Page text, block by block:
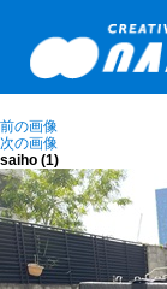
前の画像
次の画像
saiho (1)